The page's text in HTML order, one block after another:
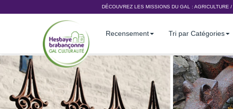
DÉCOUVREZ LES MISSIONS DU GAL : AGRICULTURE /
Recensement Tri par Catégories